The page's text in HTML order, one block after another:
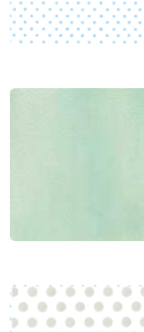
高い浄化
泉「ゆの
福を入れ
社」岡
【お寺
りの方へ